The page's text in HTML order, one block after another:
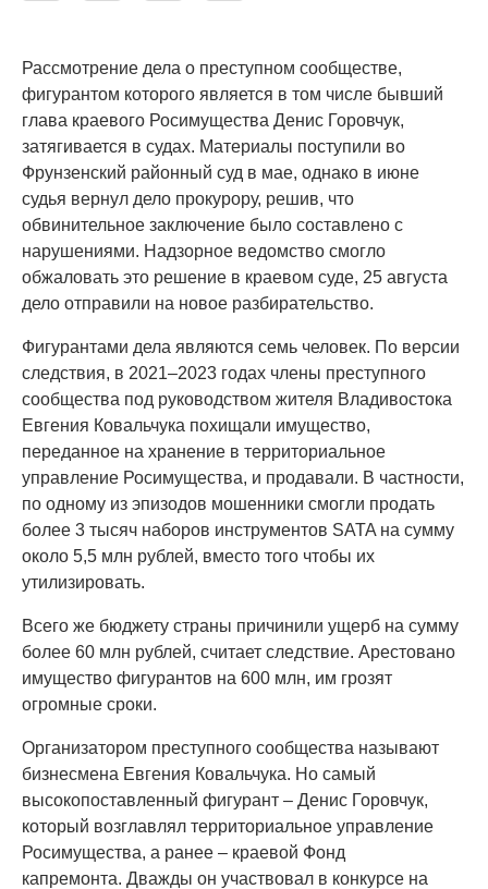
Рассмотрение дела о преступном сообществе,
фигурантом которого является в том числе бывший
глава краевого Росимущества Денис Горовчук,
затягивается в судах. Материалы поступили во
Фрунзенский районный суд в мае, однако в июне
судья вернул дело прокурору, решив, что
обвинительное заключение было составлено с
нарушениями. Надзорное ведомство смогло
обжаловать это решение в краевом суде, 25 августа
дело отправили на новое разбирательство.
Фигурантами дела являются семь человек. По версии
следствия, в 2021–2023 годах члены преступного
сообщества под руководством жителя Владивостока
Евгения Ковальчука похищали имущество,
переданное на хранение в территориальное
управление Росимущества, и продавали. В частности,
по одному из эпизодов мошенники смогли продать
более 3 тысяч наборов инструментов SATA на сумму
около 5,5 млн рублей, вместо того чтобы их
утилизировать.
Всего же бюджету страны причинили ущерб на сумму
более 60 млн рублей, считает следствие. Арестовано
имущество фигурантов на 600 млн, им грозят
огромные сроки.
Организатором преступного сообщества называют
бизнесмена Евгения Ковальчука. Но самый
высокопоставленный фигурант – Денис Горовчук,
который возглавлял территориальное управление
Росимущества, а ранее – краевой Фонд
капремонта. Дважды он участвовал в конкурсе на